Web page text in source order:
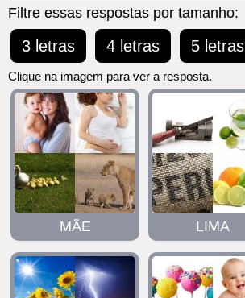
letras
e
digite
todas
as
letras:
Filtre essas respostas por tamanho:
3 letras 4 letras 5 letras
Clique na imagem para ver a resposta.
MÃE LIMA